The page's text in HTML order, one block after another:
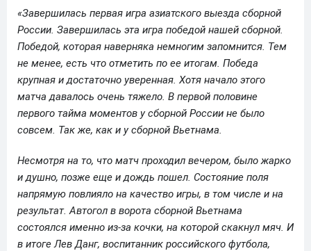
«Завершилась первая игра азиатского выезда сборной
России. Завершилась эта игра победой нашей сборной.
Победой, которая наверняка немногим запомнится. Тем
не менее, есть что отметить по ее итогам. Победа
крупная и достаточно уверенная. Хотя начало этого
матча давалось очень тяжело. В первой половине
первого тайма моментов у сборной России не было
совсем. Так же, как и у сборной Вьетнама.
Несмотря на то, что матч проходил вечером, было жарко
и душно, позже еще и дождь пошел. Состояние поля
напрямую повлияло на качество игры, в том числе и на
результат. Автогол в ворота сборной Вьетнама
состоялся именно из-за кочки, на которой скакнул мяч. И
в итоге Лев Данг, воспитанник российского футбола,